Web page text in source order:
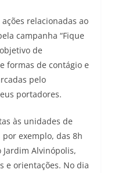
relacionadas ao
campanha “Fique
de
formas de contágio e
pelo
portadores.
às unidades de
exemplo, das 8h
Alvinópolis,
e orientações. No dia